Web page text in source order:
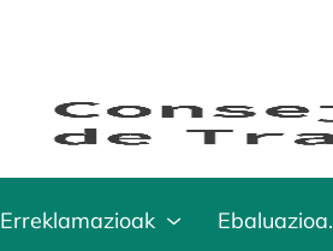
Erreklamazioak Ebaluazioa.